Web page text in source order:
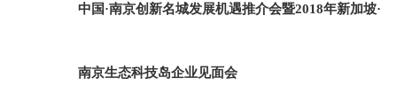
中国·南京创新名城发展机遇推介会暨2018年新加坡·
南京生态科技岛企业见面会